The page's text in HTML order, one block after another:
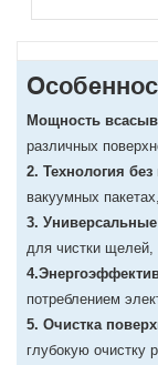
Мощность
различных
2. Технология
вакуумных
3. Универсальные
для чистки щелей,
потреблением
5. Очистка
глубокую очистку